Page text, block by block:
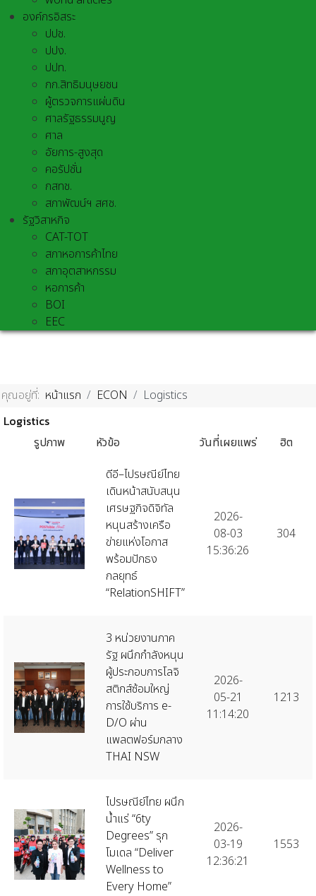
องค์กรอิสระ
ปปช.
ปปง.
ปปท.
กก.สิทธิมนุษยชน
ผู้ตรวจการแผ่นดิน
ศาลรัฐธรรมนูญ
ศาล
อัยการ-สูงสุด
คอรัปชั่น
กสทช.
สภาพัฒน์ฯ สศช.
รัฐวิสาหกิจ
CAT-TOT
สภาหอการค้าไทย
สภาอุตสาหกรรม
หอการค้า
BOI
EEC
คุณอยู่ที่: หน้าแรก ECON
Logistics
Logistics
รูปภาพ
หัวข้อ วันที่เผยแพร่
ฮิต
ดีอี–ไปรษณีย์ไทย
เดินหน้าสนับสนุน
เศรษฐกิจดิจิทัล
หนุนสร้างเครือ
ข่ายแห่งโอกาส
พร้อมปักธง
กลยุทธ์
“RelationSHIFT”
2026-
08-03
15:36:26
304
3 หน่วยงานภาค
รัฐ ผนึกกำลังหนุน
ผู้ประกอบการโลจิ
สติกส์ซ้อมใหญ่
การใช้บริการ e-
D/O ผ่าน
แพลตฟอร์มกลาง
THAI NSW
2026-
05-21
11:14:20
1213
ไปรษณีย์ไทย ผนึก
น้ำแร่ “6ty
Degrees” รุก
โมเดล “Deliver
Wellness to
Every Home”
2026-
03-19
12:36:21
1553